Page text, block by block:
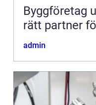
Byggföretag uppsala
rätt partner
admin